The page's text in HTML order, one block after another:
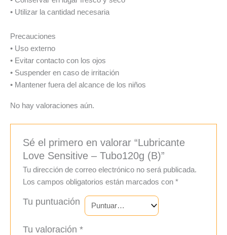
• Utilizar la cantidad necesaria
Precauciones
• Uso externo
• Evitar contacto con los ojos
• Suspender en caso de irritación
• Mantener fuera del alcance de los niños
No hay valoraciones aún.
Sé el primero en valorar “Lubricante
Love Sensitive – Tubo120g (B)”
Tu dirección de correo electrónico no será publicada.
Los campos obligatorios están marcados con*
Tu puntuación
Tu valoración*